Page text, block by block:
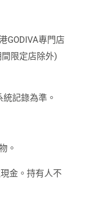
GODIVA專門店
限定店除外)
記錄為準。
。
金。持有人不